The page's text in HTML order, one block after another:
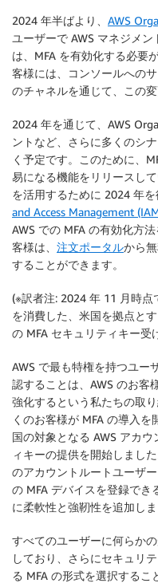
2024 年半ばより、 AWS
ユーザーで AWS マネジメ
は、MFA を有効化する必要
客様には、コンソールへの
のチャネルを通じて、この
2024 年を通じて、AWS
ントなど、さらに多くのシ
く予定です。このために、
易になる機能をリリースし
を活用するために 2024 年を
and Access Management
AWS での MFA の有効化方
客様は、 注文ポータルから
することができます。
(※訳者注: 2024 年 11 月時点
を消費した、米国を拠点と
の MFA セキュリティキー受
AWS で最も特権を持つユー
認することは、AWS のお客
強化するという私たちの取
くのお客様が MFA の導入
国の対象となる AWS アカ
ィキーの提供を開始しまし
のアカウントルートユーザ
の MFA デバイスを登録でき
に柔軟性と強靭性を追加しま
すべてのユーザーに何らか
しており、さらにセキュリ
る MFA の形式を選択する